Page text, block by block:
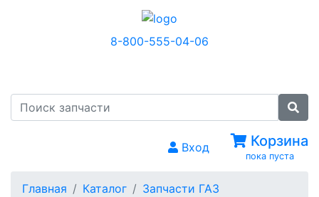
8-800-555-04-06
Вход Корзина
пока пуста
Главная Каталог
Запчасти ГАЗ